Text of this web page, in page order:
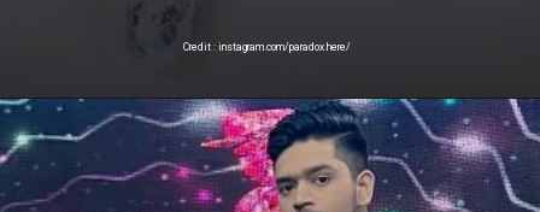
Credit : instagram.com/paradox.here/